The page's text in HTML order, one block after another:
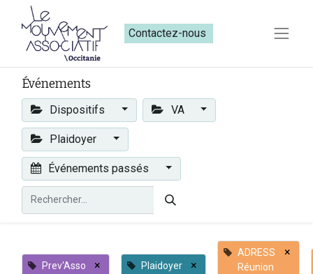
Contactez-nous​​
Événements
Dispositifs VA
Plaidoyer
Événements passés
Prev'Asso × Plaidoyer ×
ADRESS
Réunion
×